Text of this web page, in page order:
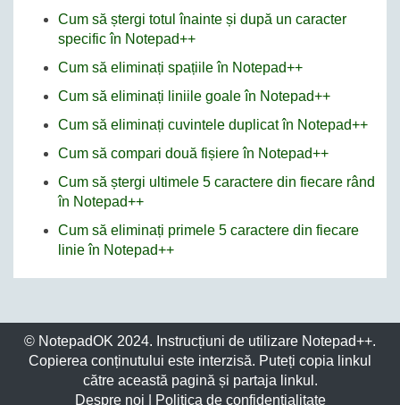
Cum să ștergi totul înainte și după un caracter
specific în Notepad++
Cum să eliminați spațiile în Notepad++
Cum să eliminați liniile goale în Notepad++
Cum să eliminați cuvintele duplicat în Notepad++
Cum să compari două fișiere în Notepad++
Cum să ștergi ultimele 5 caractere din fiecare rând
în Notepad++
Cum să eliminați primele 5 caractere din fiecare
linie în Notepad++
© NotepadOK 2024. Instrucțiuni de utilizare Notepad++.
Copierea conținutului este interzisă. Puteți copia linkul
către această pagină și partaja linkul.
Despre noi
Politica de confidențialitate